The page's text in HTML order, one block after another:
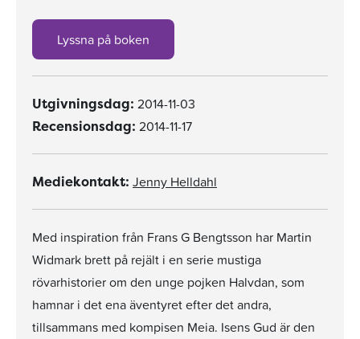
Lyssna på boken
Utgivningsdag: 2014-11-03
Recensionsdag: 2014-11-17
Mediekontakt: Jenny Helldahl
Med inspiration från Frans G Bengtsson har Martin
Widmark brett på rejält i en serie mustiga
rövarhistorier om den unge pojken Halvdan, som
hamnar i det ena äventyret efter det andra,
tillsammans med kompisen Meia. Isens Gud är den